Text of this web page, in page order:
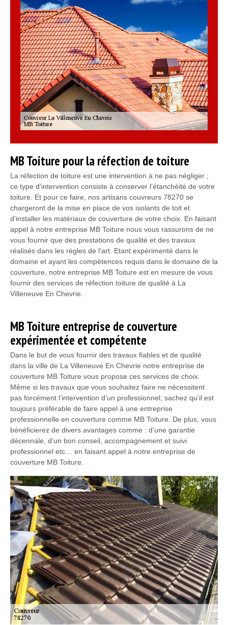
MB Toiture pour la réfection de toiture
La réfection de toiture est une intervention à ne pas négliger ;
ce type d’intervention consiste à conserver l’étanchéité de votre
toiture. Et pour ce faire, nos artisans couvreurs 78270 se
chargeront de la mise en place de vos isolants de toit et
d’installer les matériaux de couverture de votre choix. En faisant
appel à notre entreprise MB Toiture nous vous rassurons de ne
vous fournir que des prestations de qualité et des travaux
réalisés dans les règles de l’art. Etant expérimenté dans le
domaine et ayant les compétences requis dans le domaine de la
couverture, notre entreprise MB Toiture est en mesure de vous
fournir des services de réfection toiture de qualité à La
Villeneuve En Chevrie.
MB Toiture entreprise de couverture
expérimentée et compétente
Dans le but de vous fournir des travaux fiables et de qualité
dans la ville de La Villeneuve En Chevrie notre entreprise de
couverture MB Toiture vous propose ces services de choix.
Même si les travaux que vous souhaitez faire ne nécessitent
pas forcément l’intervention d’un professionnel, sachez qu’il est
toujours préférable de faire appel à une entreprise
professionnelle en couverture comme MB Toiture. De plus, vous
bénéficierez de divers avantages comme : d’une garantie
décennale, d’un bon conseil, accompagnement et suivi
professionnel etc… en faisant appel à notre entreprise de
couverture MB Toiture.